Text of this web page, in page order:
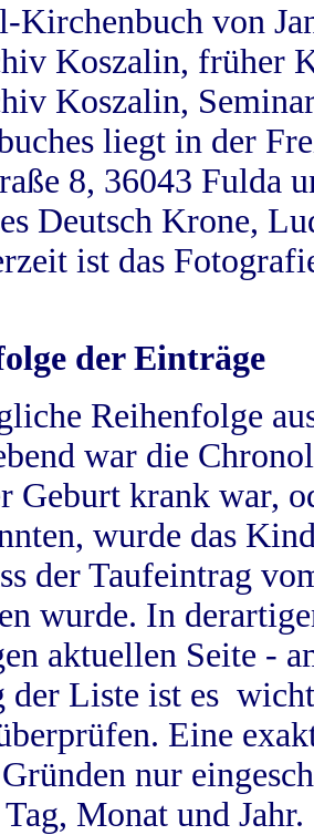
Kirchenbuch von
Koszalin, früher
Koszalin,
liegt in der
8, 36043 Fulda
Deutsch Krone,
ist das
der Einträge
Reihenfolge
war die
Geburt krank war,
wurde das
der Taufeintrag
wurde. In
aktuellen Seite -
der Liste ist es
Eine
nur
Monat und Jahr.